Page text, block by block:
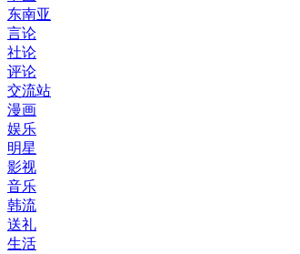
东南亚
言论
社论
评论
交流站
漫画
娱乐
明星
影视
音乐
韩流
送礼
生活